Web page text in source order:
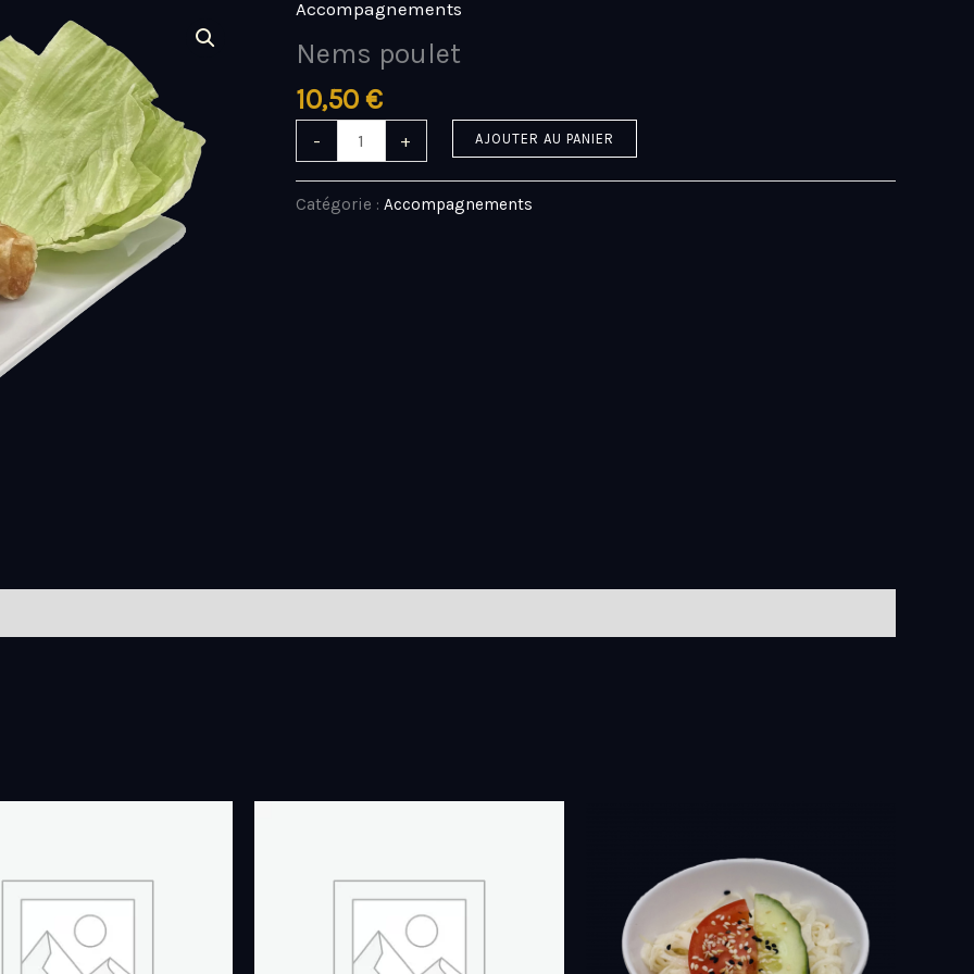
Accompagnements
Nems poulet
10,50 €
-
quantité
de
poulet
+
AJOUTER AU PANIER
Catégorie : Accompagnements